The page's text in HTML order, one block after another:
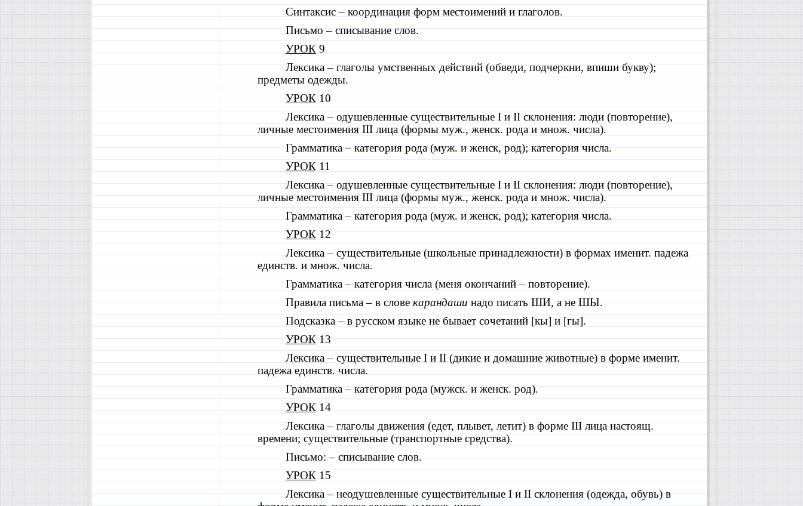
Синтаксис – координация форм местоимений и глаголов.
Письмо – списывание слов.
УРОК9
Лексика – глаголы умственных действий (обведи, подчеркни, впиши букву);
предметы одежды.
УРОК10
Лексика – одушевленные существительные Iи IIсклонения: люди (повторение),
личные местоимения IIIлица (формы муж., женск. рода и множ. числа).
Грамматика – категория рода (муж. и женск, род); категория числа.
УРОК11
Лексика – одушевленные существительныеIиIIсклонения: люди (повторение),
личные местоименияIIIлица (формы муж., женск. рода и множ. числа).
Грамматика – категория рода (муж. и женск, род); категория числа.
УРОК12
Лексика – существительные (школьные принадлежности) в формах именит. падежа
единств. и множ. числа.
Грамматика – категория числа (меня окончаний – повторение).
Правила письма – в словекарандашинадо писать ШИ, а не ШЫ.
Подсказка – в русском языке не бывает сочетаний [кы] и [гы].
УРОК13
Лексика – существительные Iи II(дикие и домашние животные) в форме именит.
падежа единств. числа.
Грамматика – категория рода (мужск. и женск. род).
УРОК14
Лексика – глаголы движения (едет, плывет, летит) в формеIIIлица настоящ.
времени; существительные (транспортные средства).
Письмо: – списывание слов.
УРОК15
Лексика – неодушевленные существительныеIиIIсклонения (одежда, обувь) в